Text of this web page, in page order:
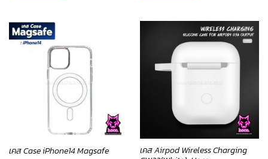
เคส Case iPhone14 Magsafe
เคส Airpod Wireless Charging